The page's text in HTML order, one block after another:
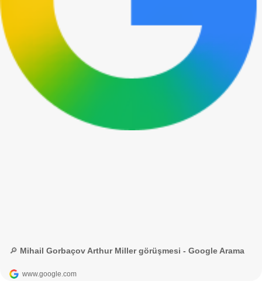
🔎 Mihail Gorbaçov Arthur Miller görüşmesi - Google Arama
www.google.com